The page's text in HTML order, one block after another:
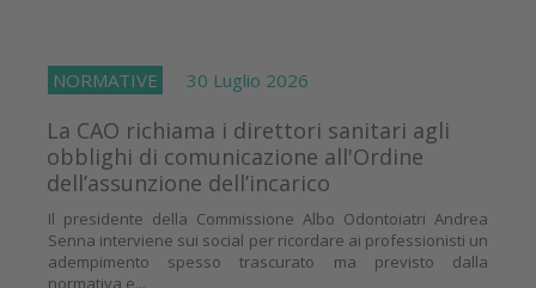
NORMATIVE 30 Luglio 2026
La CAO richiama i direttori sanitari agli
obblighi di comunicazione all'Ordine
dell’assunzione dell’incarico
Il presidente della Commissione Albo Odontoiatri Andrea
Senna interviene sui social per ricordare ai professionisti un
adempimento spesso trascurato ma previsto dalla
normativa e...